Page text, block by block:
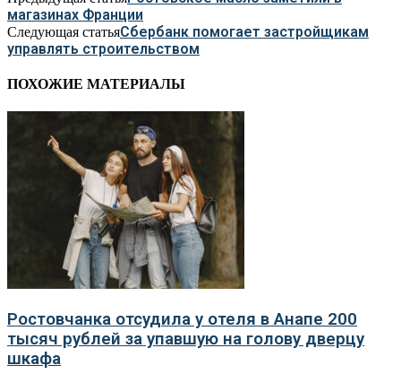
магазинах Франции
Следующая статьяСбербанк помогает застройщикам
управлять строительством
ПОХОЖИЕ МАТЕРИАЛЫ
Ростовчанка отсудила у отеля в Анапе 200
тысяч рублей за упавшую на голову дверцу
шкафа